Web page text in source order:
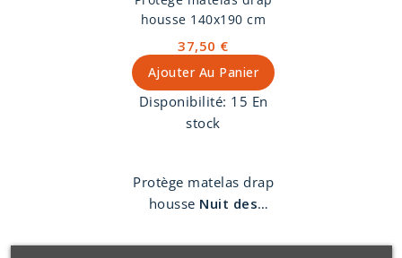
housse 140x190 cm
37,50 €
Ajouter Au Panier
Disponibilité: 15 En
stock
Protège matelas drap
housse Nuit des
Molleton 100% coton.